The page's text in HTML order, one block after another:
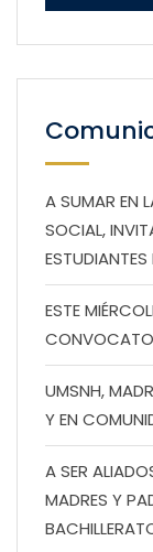
A SUMAR EN
SOCIAL,
ESTE
UMSNH,
Y EN
A SER
MADRES Y